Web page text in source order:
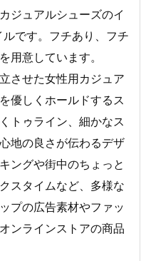
ジュアルシューズのイ
です。フチあり、フチ
用意しています。
させた女性用カジュア
優しくホールドするス
トゥライン、細かなス
地の良さが伝わるデザ
ングや街中のちょっと
スタイムなど、多様な
プの広告素材やファッ
ンラインストアの商品